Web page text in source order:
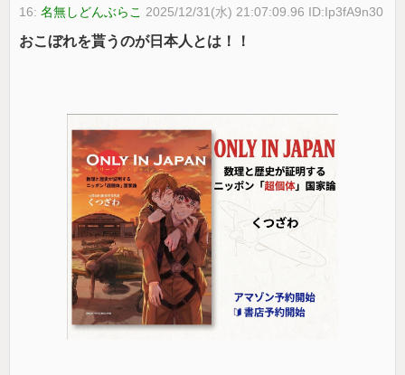
16:名無しどんぶらこ 2025/12/31(水) 21:07:09.96 ID:Ip3fA9n30
おこぼれを貰うのが日本人とは！！